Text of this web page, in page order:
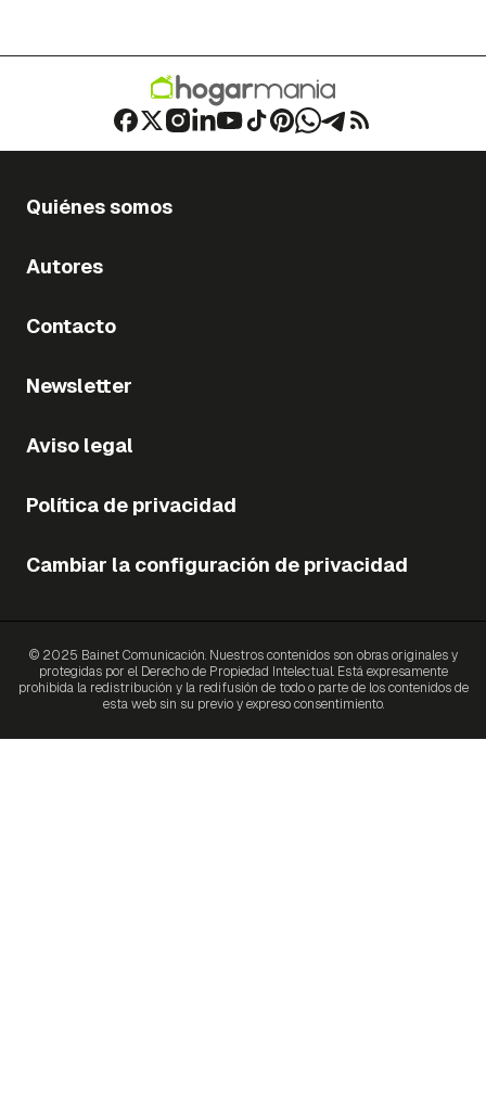
Quiénes somos
Autores
Contacto
Newsletter
Aviso legal
Política de privacidad
Cambiar la configuración de privacidad
© 2025 Bainet Comunicación. Nuestros contenidos son obras originales y
protegidas por el Derecho de Propiedad Intelectual. Está expresamente
prohibida la redistribución y la redifusión de todo o parte de los contenidos de
esta web sin su previo y expreso consentimiento.